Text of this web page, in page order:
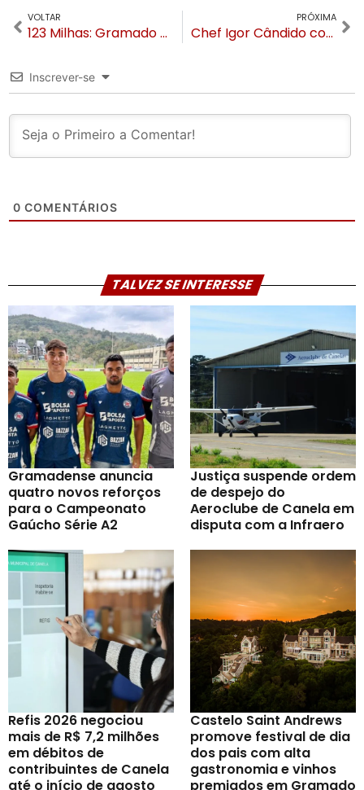
VOLTAR
123 Milhas: Gramado é o destino mais reservado do Brasil em 2022
PRÓXIMA
Chef Igor Cândido conquista o sexto lugar no Panamericano de Pizzas
Inscrever-se
0 COMENTÁRIOS
TALVEZ SE INTERESSE
Gramadense anuncia
quatro novos reforços
para o Campeonato
Gaúcho Série A2
Justiça suspende ordem
de despejo do
Aeroclube de Canela em
disputa com a Infraero
Refis 2026 negociou
mais de R$ 7,2 milhões
em débitos de
contribuintes de Canela
até o início de agosto
Castelo Saint Andrews
promove festival de dia
dos pais com alta
gastronomia e vinhos
premiados em Gramado